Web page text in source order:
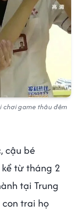
chơi game thâu đêm
cậu bé
từ tháng 2
tại Trung
trai họ